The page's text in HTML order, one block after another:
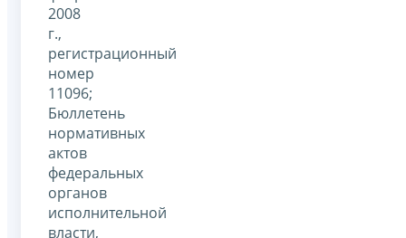
2008
г.,
регистрационный
номер
11096;
Бюллетень
нормативных
актов
федеральных
органов
исполнительной
власти,